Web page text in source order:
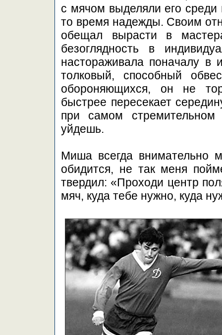
с мячом выделяли его
то время надежды. Своим
обещал вырасти в
безоглядность в
настораживала поначалу в
толковый, способный
обороняющихся, он не
быстрее пересекает
при самом
уйдешь.
Миша всегда внимательно
обидится, не так меня
твердил: «Проходи центр
мяч, куда тебе нужно, куда